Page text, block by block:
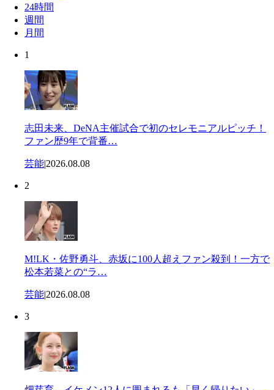
24時間
週間
月間
1
志田未来、DeNA主催試合で初のセレモニアルピッチ！
ファン歴9年で背番…
芸能|2026.08.08
2
M!LK・佐野勇斗、赤坂に100人超えファン殺到！一方で
松本若菜との“ラ…
芸能|2026.08.08
3